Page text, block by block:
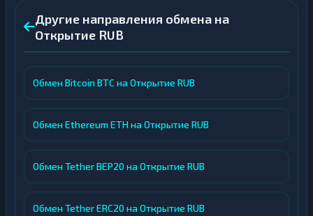
Другие направления обмена на
Открытие RUB
Обмен Bitcoin BTC на Открытие RUB
Обмен Ethereum ETH на Открытие RUB
Обмен Tether BEP20 на Открытие RUB
Обмен Tether ERC20 на Открытие RUB